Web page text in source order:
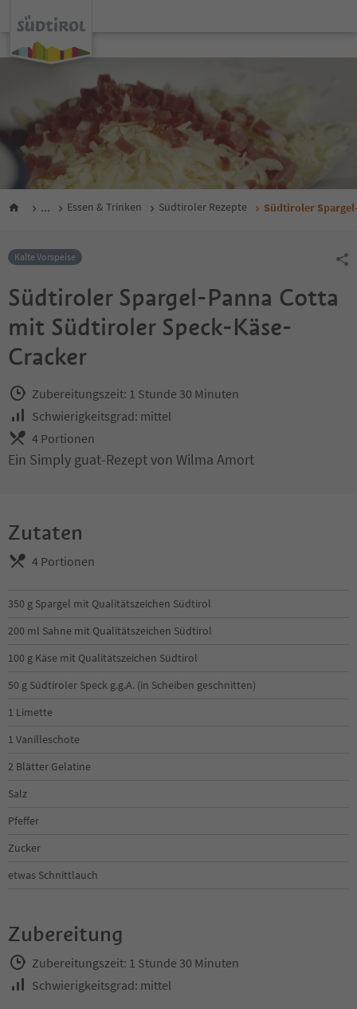
... Essen & Trinken Südtiroler Rezepte Südtiroler
Kalte Vorspeise
Südtiroler Spargel-Panna Cotta
mit Südtiroler Speck-Käse-
Cracker
Zubereitungszeit: 1 Stunde 30 Minuten
Schwierigkeitsgrad: mittel
4 Portionen
Ein Simply guat-Rezept von Wilma Amort
Zutaten
4 Portionen
350 g Spargel mit Qualitätszeichen Südtirol
200 ml Sahne mit Qualitätszeichen Südtirol
100 g Käse mit Qualitätszeichen Südtirol
50 g Südtiroler Speck g.g.A. (in Scheiben geschnitten)
1 Limette
1 Vanilleschote
2 Blätter Gelatine
Salz
Pfeffer
Zucker
etwas Schnittlauch
Zubereitung
Zubereitungszeit: 1 Stunde 30 Minuten
Schwierigkeitsgrad: mittel